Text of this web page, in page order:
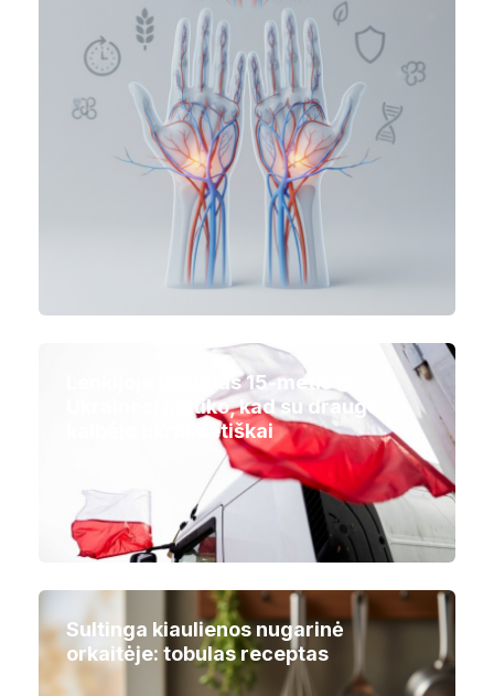
Lenkijoje užpultas 15-metis iš
Ukrainos: neįtiko, kad su drauge
kalbėjo ukrainietiškai
Sultinga kiaulienos nugarinė
orkaitėje: tobulas receptas